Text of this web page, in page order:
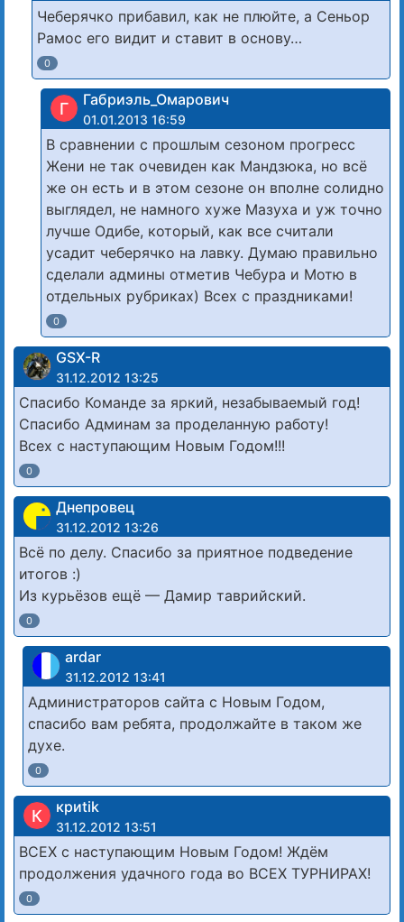
Чеберячко прибавил, как не плюйте, а Сеньор
Рамос его видит и ставит в основу…
0
Г Габриэль_Омарович
01.01.2013 16:59
В сравнении с прошлым сезоном прогресс
Жени не так очевиден как Мандзюка, но всё
же он есть и в этом сезоне он вполне солидно
выглядел, не намного хуже Мазуха и уж точно
лучше Одибе, который, как все считали
усадит чеберячко на лавку. Думаю правильно
сделали админы отметив Чебура и Мотю в
отдельных рубриках) Всех с праздниками!
0
GSX-R
31.12.2012 13:25
Спасибо Команде за яркий, незабываемый год!
Спасибо Админам за проделанную работу!
Всех с наступающим Новым Годом!!!
0
Днепровец
31.12.2012 13:26
Всё по делу. Спасибо за приятное подведение
итогов :)
Из курьёзов ещё — Дамир таврийский.
0
ardar
31.12.2012 13:41
Администраторов сайта с Новым Годом,
спасибо вам ребята, продолжайте в таком же
духе.
0
К криtik
31.12.2012 13:51
ВСЕХ с наступающим Новым Годом! Ждём
продолжения удачного года во ВСЕХ ТУРНИРАХ!
0